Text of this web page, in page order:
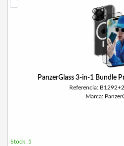
PanzerGlass 3-in-1 Bundle
Referencia:
Marca:
Stock: 5